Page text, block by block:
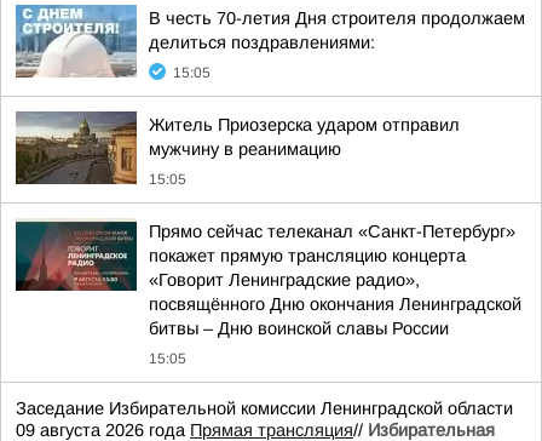
В честь 70-летия Дня строителя продолжаем
делиться поздравлениями:
15:05
Житель Приозерска ударом отправил
мужчину в реанимацию
15:05
Прямо сейчас телеканал «Санкт-Петербург»
покажет прямую трансляцию концерта
«Говорит Ленинградские радио»,
посвящённого Дню окончания Ленинградской
битвы – Дню воинской славы России
15:05
Заседание Избирательной комиссии Ленинградской области
09 августа 2026 года Прямая трансляция// Избирательная